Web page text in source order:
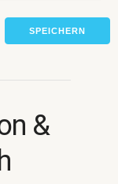
SPEICHERN
&